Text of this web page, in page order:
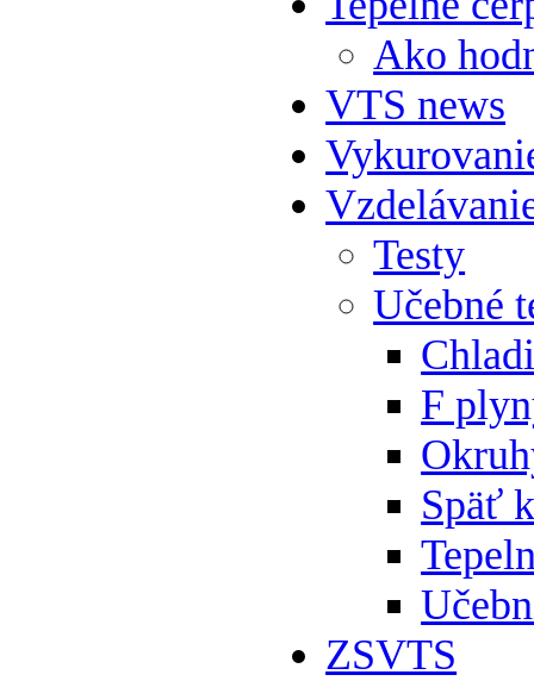
Ako
VTS news
Testy
Učebné
F
Späť
ZSVTS